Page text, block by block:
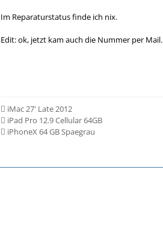
Im Reparaturstatus finde ich nix.
Edit: ok, jetzt kam auch die Nummer per Mail.
 iMac 27' Late 2012
 iPad Pro 12.9 Cellular 64GB
 iPhoneX 64 GB Spaegrau